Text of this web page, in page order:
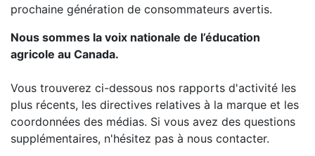
prochaine génération de consommateurs avertis.
Nous sommes la voix nationale de l’éducation
agricole au Canada.
Vous trouverez ci-dessous nos rapports d'activité les
plus récents, les directives relatives à la marque et les
coordonnées des médias. Si vous avez des questions
supplémentaires, n'hésitez pas à nous contacter.